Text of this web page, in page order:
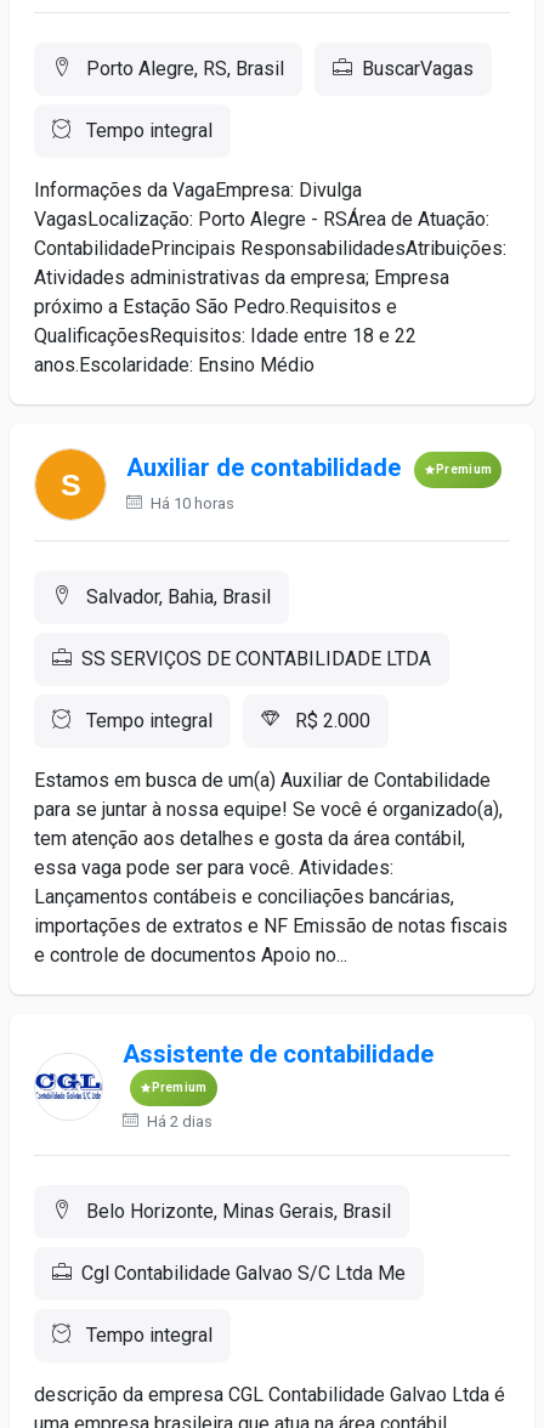
Porto Alegre, RS, Brasil BuscarVagas
Tempo integral
Informações da VagaEmpresa: Divulga
VagasLocalização: Porto Alegre - RSÁrea de Atuação:
ContabilidadePrincipais ResponsabilidadesAtribuições:
Atividades administrativas da empresa; Empresa
próximo a Estação São Pedro.Requisitos e
QualificaçõesRequisitos: Idade entre 18 e 22
anos.Escolaridade: Ensino Médio
Auxiliar de contabilidade Premium
Há 10 horas
Salvador, Bahia, Brasil
SS SERVIÇOS DE CONTABILIDADE LTDA
Tempo integral R$ 2.000
Estamos em busca de um(a) Auxiliar de Contabilidade
para se juntar à nossa equipe! Se você é organizado(a),
tem atenção aos detalhes e gosta da área contábil,
essa vaga pode ser para você. Atividades:
Lançamentos contábeis e conciliações bancárias,
importações de extratos e NF Emissão de notas fiscais
e controle de documentos Apoio no...
Assistente de contabilidade
Premium
Há 2 dias
Belo Horizonte, Minas Gerais, Brasil
Cgl Contabilidade Galvao S/C Ltda Me
Tempo integral
descrição da empresa CGL Contabilidade Galvao Ltda é